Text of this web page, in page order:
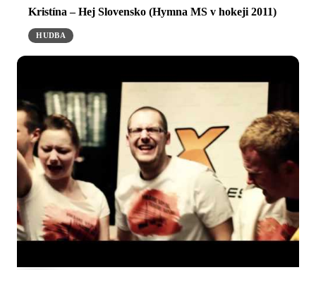
Kristína – Hej Slovensko (Hymna MS v hokeji 2011)
HUDBA